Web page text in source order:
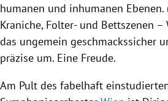
humanen und inhumanen Ebenen.
Kraniche, Folter- und Bettszenen –
das ungemein geschmackssicher
präzise um. Eine Freude.
Am Pult des fabelhaft